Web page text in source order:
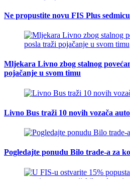
Ne propustite novu FIS Plus
Mljekara Livno zbog stalnog
pojačanje u svom timu
Livno Bus traži 10 novih vozača
Pogledajte ponudu Bilo trade-a za